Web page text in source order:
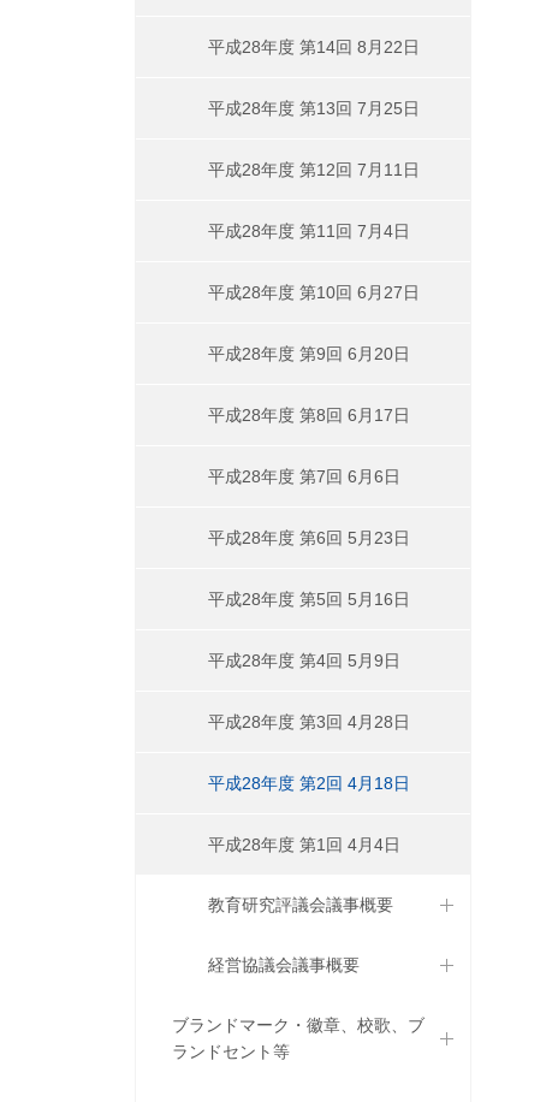
平成28年度 第14回 8月22日
平成28年度 第13回 7月25日
平成28年度 第12回 7月11日
平成28年度 第11回 7月4日
平成28年度 第10回 6月27日
平成28年度 第9回 6月20日
平成28年度 第8回 6月17日
平成28年度 第7回 6月6日
平成28年度 第6回 5月23日
平成28年度 第5回 5月16日
平成28年度 第4回 5月9日
平成28年度 第3回 4月28日
平成28年度 第2回 4月18日
平成28年度 第1回 4月4日
教育研究評議会議事概要
経営協議会議事概要
ブランドマーク・徽章、校歌、ブ
ランドセント等